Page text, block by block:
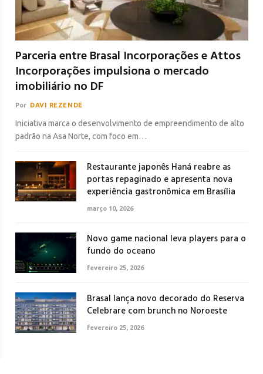
Parceria entre Brasal Incorporações e Attos
Incorporações impulsiona o mercado
imobiliário no DF
Por DAVI REZENDE
Iniciativa marca o desenvolvimento de empreendimento de alto
padrão na Asa Norte, com foco em…
Restaurante japonês Haná reabre as
portas repaginado e apresenta nova
experiência gastronômica em Brasília
março 10, 2026
Novo game nacional leva players para o
fundo do oceano
fevereiro 25, 2026
Brasal lança novo decorado do Reserva
Celebrare com brunch no Noroeste
fevereiro 25, 2026